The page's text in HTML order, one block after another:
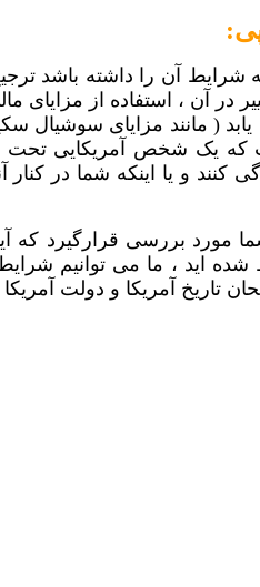
شرايط آن را داشته باشد
در آن ، استفاده از
( مانند مزايای سوشيال
يک شخص آمريکايی تحت
کنند و يا اينکه شما در
مورد بررسی قرارگيرد
شده ايد ، ما می توانيم
تاريخ آمريکا و دولت